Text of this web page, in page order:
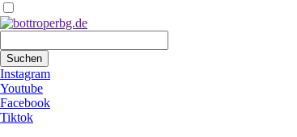
Suchen
Instagram
Youtube
Facebook
Tiktok